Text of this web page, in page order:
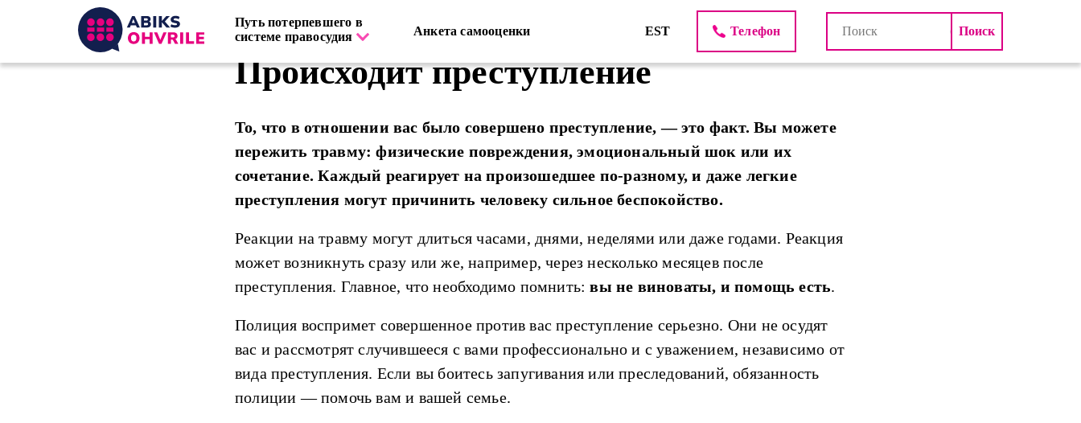
Põhinavigatsioon
Путь потерпевшего в
системе правосудия
Анкета самооценки EST Телефон
Breadcrumb
Home Путь потерпевшего в системе правосудия
Происходит преступление
То, что в отношении вас было совершено преступление, — это факт. Вы можете
пережить травму: физические повреждения, эмоциональный шок или их
сочетание. Каждый реагирует на произошедшее по-разному, и даже легкие
преступления могут причинить человеку сильное беспокойство.
Реакции на травму могут длиться часами, днями, неделями или даже годами. Реакция
может возникнуть сразу или же, например, через несколько месяцев после
преступления. Главное, что необходимо помнить:вы не виноваты, и помощь есть.
Полиция воспримет совершенное против вас преступление серьезно. Они не осудят
вас и рассмотрят случившееся с вами профессионально и с уважением, независимо от
вида преступления. Если вы боитесь запугивания или преследований, обязанность
полиции — помочь вам и вашей семье.